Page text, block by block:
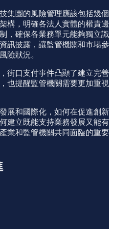
集團的風險管理應該包括幾個
構，明確各法人實體的權責邊
，確保各業務單元能夠獨立識
訊披露，讓監管機關和市場參
險狀況。
街口支付事件凸顯了建立完善
也提醒監管機關需要更加重視
展和國際化，如何在促進創新
建立既能支持業務發展又能有
業和監管機關共同面臨的重要